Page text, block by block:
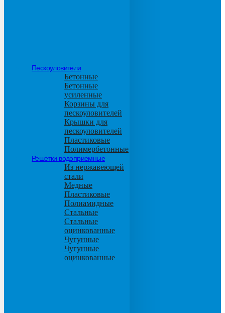
Пескоуловители
Бетонные
Бетонные
усиленные
Корзины для
пескоуловителей
Крышки для
пескоуловителей
Пластиковые
Полимербетонные
Решетки водоприемные
Из нержавеющей
стали
Медные
Пластиковые
Полиамидные
Стальные
Стальные
оцинкованные
Чугунные
Чугунные
оцинкованные